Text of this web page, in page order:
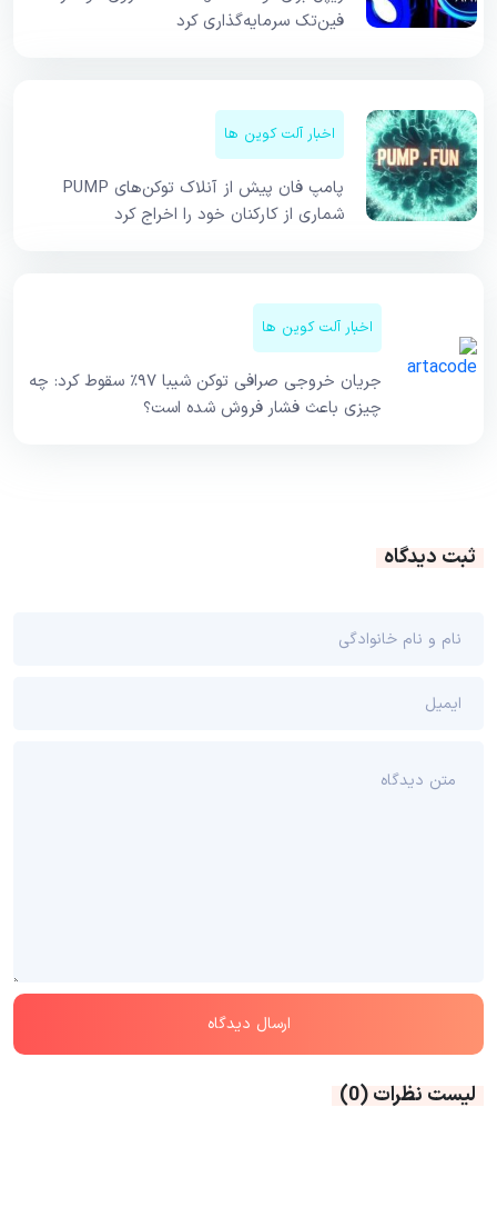
فین‌تک سرمایه‌گذاری کرد
اخبار آلت کوین ها
پامپ فان پیش از آنلاک توکن‌های PUMP
شماری از کارکنان خود را اخراج کرد
اخبار آلت کوین ها
جریان خروجی صرافی توکن شیبا ۹۷٪ سقوط کرد: چه
چیزی باعث فشار فروش شده است؟
ثبت دیدگاه
لیست نظرات(0)